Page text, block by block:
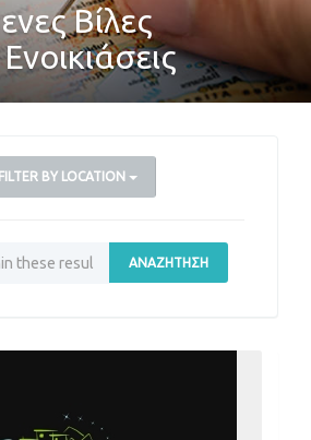
Βίλες
FILTER BY LOCATION
ΑΝΑΖΉΤΗΣΗ